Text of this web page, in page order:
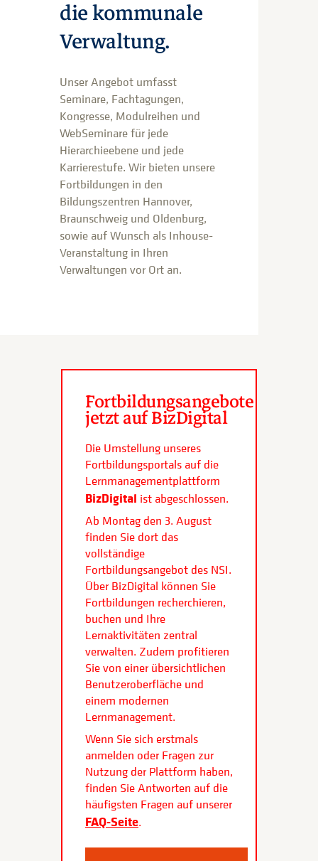
die kommunale
Verwaltung.
Unser Angebot umfasst
Seminare, Fachtagungen,
Kongresse, Modulreihen und
WebSeminare für jede
Hierarchieebene und jede
Karrierestufe. Wir bieten unsere
Fortbildungen in den
Bildungszentren Hannover,
Braunschweig und Oldenburg,
sowie auf Wunsch als Inhouse-
Veranstaltung in Ihren
Verwaltungen vor Ort an.
Fortbildungsangebote
jetzt auf BizDigital
Die Umstellung unseres
Fortbildungsportals auf die
Lernmanagementplattform
BizDigital ist abgeschlossen.
Ab Montag den 3. August
finden Sie dort das
vollständige
Fortbildungsangebot des NSI.
Über BizDigital können Sie
Fortbildungen recherchieren,
buchen und Ihre
Lernaktivitäten zentral
verwalten. Zudem profitieren
Sie von einer übersichtlichen
Benutzeroberfläche und
einem modernen
Lernmanagement.
Wenn Sie sich erstmals
anmelden oder Fragen zur
Nutzung der Plattform haben,
finden Sie Antworten auf die
häufigsten Fragen auf unserer
FAQ-Seite.